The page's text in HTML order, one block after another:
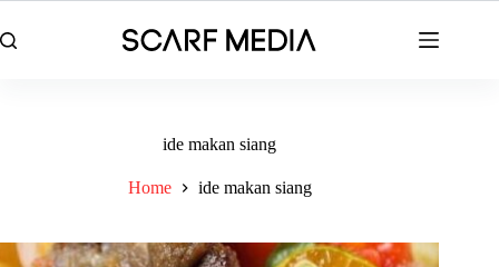
to
content
ide makan siang
Home ide makan siang